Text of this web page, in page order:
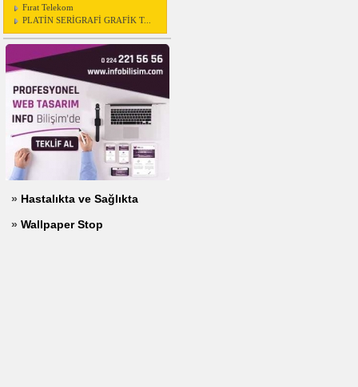
Fırat Telekom
PLATİN SERİGRAFİ GRAFİK T...
» Hastalıkta ve Sağlıkta
» Wallpaper Stop